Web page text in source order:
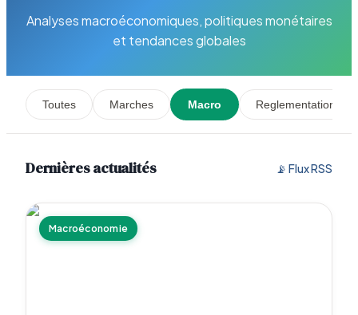
Analyses macroéconomiques, politiques monétaires
et tendances globales
Toutes Marches Macro Reglementation
Dernières actualités 📡 Flux RSS
Macroéconomie